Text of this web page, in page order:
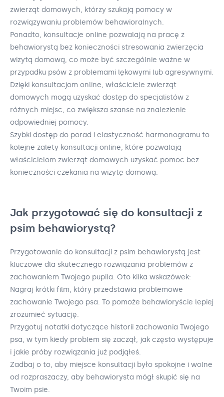
zwierząt domowych, którzy szukają pomocy w
rozwiązywaniu problemów behawioralnych.
Ponadto, konsultacje online pozwalają na pracę z
behawiorystą bez konieczności stresowania zwierzęcia
wizytą domową, co może być szczególnie ważne w
przypadku psów z problemami lękowymi lub agresywnymi.
Dzięki konsultacjom online, właściciele zwierząt
domowych mogą uzyskać dostęp do specjalistów z
różnych miejsc, co zwiększa szanse na znalezienie
odpowiedniej pomocy.
Szybki dostęp do porad i elastyczność harmonogramu to
kolejne zalety konsultacji online, które pozwalają
właścicielom zwierząt domowych uzyskać pomoc bez
konieczności czekania na wizytę domową.
Jak przygotować się do konsultacji z
psim behawiorystą?
Przygotowanie do konsultacji z psim behawiorystą jest
kluczowe dla skutecznego rozwiązania problemów z
zachowaniem Twojego pupila. Oto kilka wskazówek:
Nagraj krótki film, który przedstawia problemowe
zachowanie Twojego psa. To pomoże behawioryście lepiej
zrozumieć sytuację.
Przygotuj notatki dotyczące historii zachowania Twojego
psa, w tym kiedy problem się zaczął, jak często występuje
i jakie próby rozwiązania już podjąłeś.
Zadbaj o to, aby miejsce konsultacji było spokojne i wolne
od rozpraszaczy, aby behawiorysta mógł skupić się na
Twoim psie.